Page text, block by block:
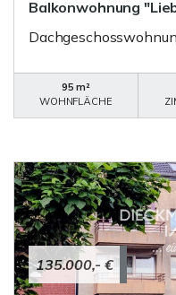
Balkonwohnung
95 m²
WOHNFLÄCHE
135.000,- €